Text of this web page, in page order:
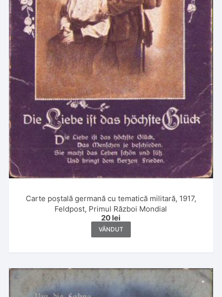
Carte poștală germană cu tematică militară, 1917,
Feldpost, Primul Război Mondial
20 lei
VÂNDUT